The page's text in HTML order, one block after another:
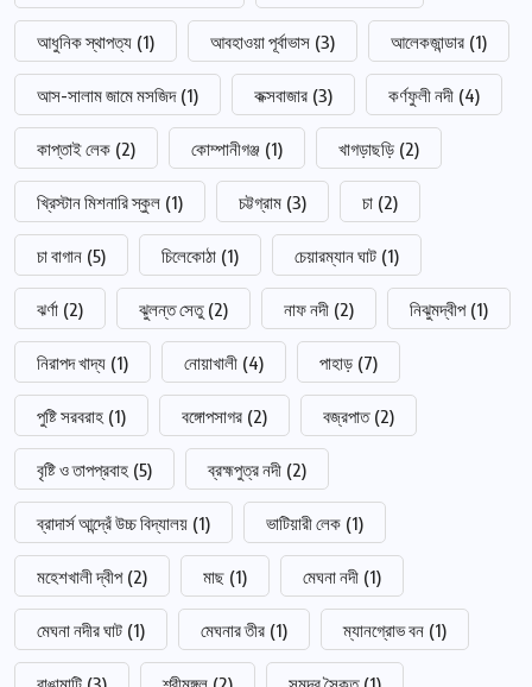
আধুনিক স্থাপত্য (1) আবহাওয়া পূর্বাভাস (3) আলেকজান্ডার (1)
আস-সালাম জামে মসজিদ (1) কক্সবাজার (3) কর্ণফুলী নদী (4)
কাপ্তাই লেক (2) কোম্পানীগঞ্জ (1) খাগড়াছড়ি (2)
খ্রিস্টান মিশনারি স্কুল (1) চট্টগ্রাম (3) চা (2)
চা বাগান (5) চিলেকোঠা (1) চেয়ারম্যান ঘাট (1)
ঝর্ণা (2) ঝুলন্ত সেতু (2) নাফ নদী (2) নিঝুমদ্বীপ (1)
নিরাপদ খাদ্য (1) নোয়াখালী (4) পাহাড় (7)
পুষ্টি সরবরাহ (1) বঙ্গোপসাগর (2) বজ্রপাত (2)
বৃষ্টি ও তাপপ্রবাহ (5) ব্রহ্মপুত্র নদী (2)
ব্রাদার্স আন্দ্রেঁ উচ্চ বিদ্যালয় (1) ভাটিয়ারী লেক (1)
মহেশখালী দ্বীপ (2) মাছ (1) মেঘনা নদী (1)
মেঘনা নদীর ঘাট (1) মেঘনার তীর (1) ম্যানগ্রোভ বন (1)